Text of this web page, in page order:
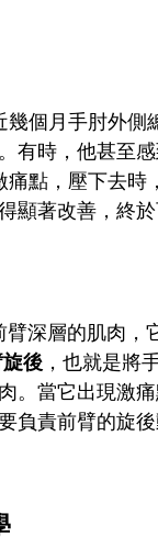
個月手肘外
有時，他甚至
點，壓下去時
顯著改善，終於
臂深層的肌肉，
後 ，也就是將
。當它出現激
負責前臂的旋